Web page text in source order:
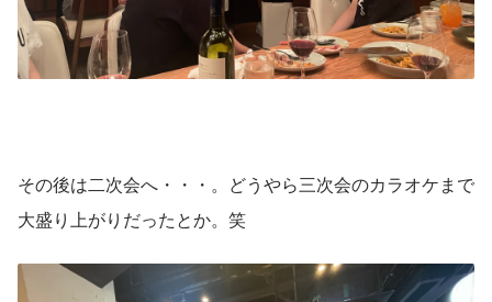
その後は二次会へ・・・。どうやら三次会のカラオケまで
大盛り上がりだったとか。笑